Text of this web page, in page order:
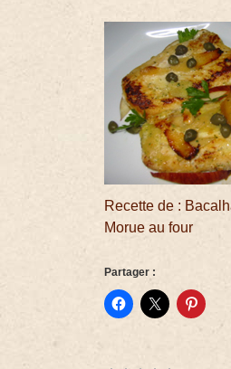
Recette de :
Morue au four
Partager :